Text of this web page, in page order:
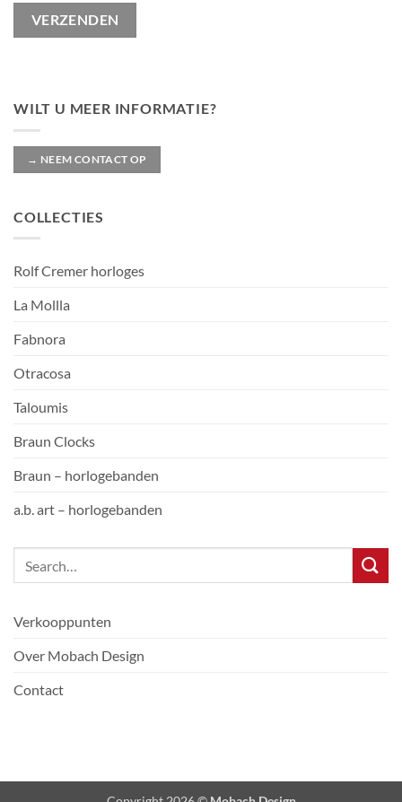
WILT U MEER INFORMATIE?
→ NEEM CONTACT OP
COLLECTIES
Rolf Cremer horloges
La Mollla
Fabnora
Otracosa
Taloumis
Braun Clocks
Braun – horlogebanden
a.b. art – horlogebanden
Verkooppunten
Over Mobach Design
Contact